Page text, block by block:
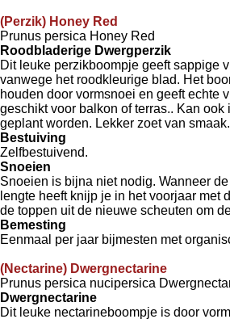
(Perzik) Honey Red
Prunus persica Honey Red
Roodbladerige Dwergperzik
Dit leuke perzikboompje geeft sappige
vanwege het roodkleurige blad. Het
houden door vormsnoei en geeft echte
geschikt voor balkon of terras.. Kan ook
geplant worden. Lekker zoet van smaak.
Bestuiving
Zelfbestuivend.
Snoeien
Snoeien is bijna niet nodig. Wanneer
lengte heeft knijp je in het voorjaar met
de toppen uit de nieuwe scheuten om
Bemesting
Eenmaal per jaar bijmesten met
(Nectarine) Dwergnectarine
Prunus persica nucipersica
Dwergnectarine
Dit leuke nectarineboompje is door